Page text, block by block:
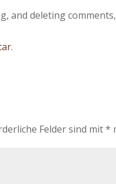
and deleting
.
Felder sind mit*